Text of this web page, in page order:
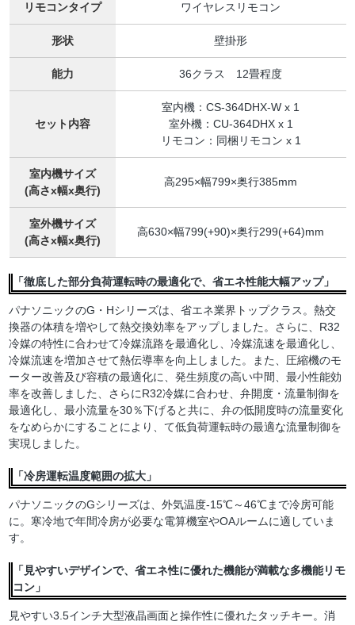
リモコンタイプ ワイヤレスリモコン
形状 壁掛形
能力 36クラス 12畳程度
セット内容
室内機：CS-364DHX-W x 1
室外機：CU-364DHX x 1
リモコン：同梱リモコン x 1
室内機サイズ
(高さx幅x奥行)
高295×幅799×奥行385mm
室外機サイズ
(高さx幅x奥行)
高630×幅799(+90)×奥行299(+64)mm
「徹底した部分負荷運転時の最適化で、省エネ性能大幅アップ」
パナソニックのG・Hシリーズは、省エネ業界トップクラス。熱交
換器の体積を増やして熱交換効率をアップしました。さらに、R32
冷媒の特性に合わせて冷媒流路を最適化し、冷媒流速を最適化し、
冷媒流速を増加させて熱伝導率を向上しました。また、圧縮機のモ
ーター改善及び容積の最適化に、発生頻度の高い中間、最小性能効
率を改善しました、さらにR32冷媒に合わせ、弁開度・流量制御を
最適化し、最小流量を30％下げると共に、弁の低開度時の流量変化
をなめらかにすることにより、て低負荷運転時の最適な流量制御を
実現しました。
「冷房運転温度範囲の拡大」
パナソニックのGシリーズは、外気温度-15℃～46℃まで冷房可能
に。寒冷地で年間冷房が必要な電算機室やOAルームに適していま
す。
「見やすいデザインで、省エネ性に優れた機能が満載な多機能リモ
コン」
見やすい3.5インチ大型液晶画面と操作性に優れたタッチキー。消